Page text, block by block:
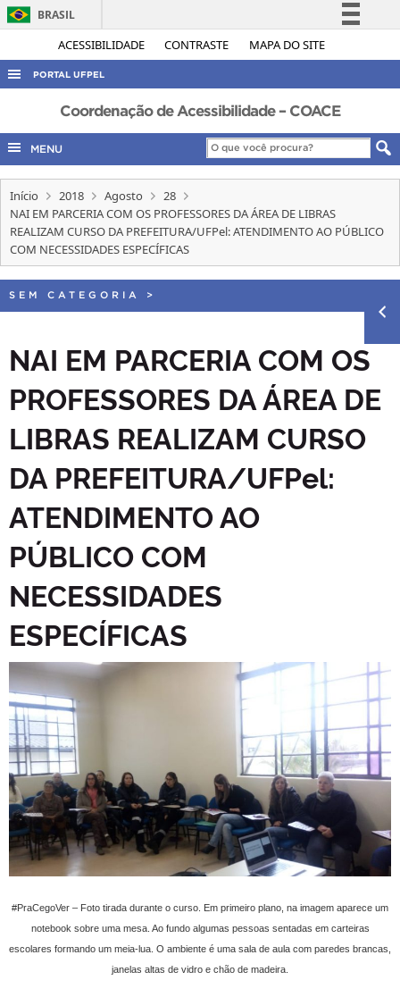
ACESSIBILIDADE CONTRASTE MAPA DO SITE
BRASIL
Simplifique!
Legislação
Canais
PORTAL UFPEL
ACESSO À INFORMAÇÃO
AUDITORIA
COBALTO
CONCURSOS
EDITAIS
INTERNACIONAL
Coordenação de Acessibilidade – COACE
MENU
Início 2018 Agosto
28
NAI EM PARCERIA COM OS PROFESSORES DA ÁREA DE LIBRAS
REALIZAM CURSO DA PREFEITURA/UFPel: ATENDIMENTO AO PÚBLICO
COM NECESSIDADES ESPECÍFICAS
SEM CATEGORIA >
NAI EM PARCERIA COM OS
PROFESSORES DA ÁREA DE
LIBRAS REALIZAM CURSO
DA PREFEITURA/UFPel:
ATENDIMENTO AO
PÚBLICO COM
NECESSIDADES
ESPECÍFICAS
#PraCegoVer – Foto tirada durante o curso. Em primeiro plano, na imagem aparece um
notebook sobre uma mesa. Ao fundo algumas pessoas sentadas em carteiras
escolares formando um meia-lua. O ambiente é uma sala de aula com paredes brancas,
janelas altas de vidro e chão de madeira.